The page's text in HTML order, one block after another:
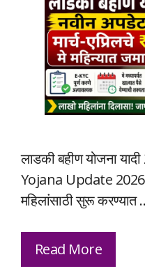
लाडकी बहीण योजना
Yojana Update 2026 :
महिलांसाठी सुरू करण्यात
Read More